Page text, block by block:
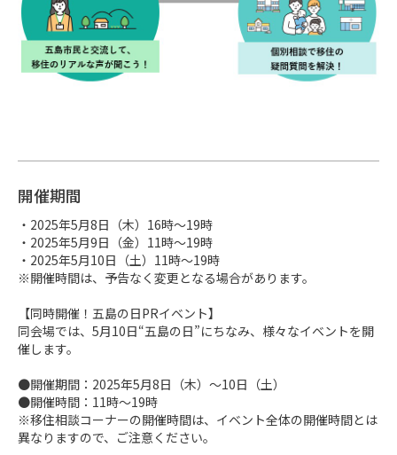
開催期間
・2025年5月8日（木）16時～19時
・2025年5月9日（金）11時～19時
・2025年5月10日（土）11時～19時
※開催時間は、予告なく変更となる場合があります。
【同時開催！五島の日PRイベント】
同会場では、5月10日“五島の日”にちなみ、様々なイベントを開
催します。
●開催期間：2025年5月8日（木）～10日（土）
●開催時間：11時～19時
※移住相談コーナーの開催時間は、イベント全体の開催時間とは
異なりますので、ご注意ください。